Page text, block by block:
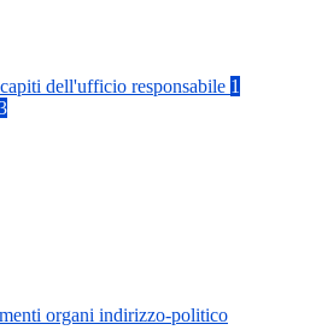
dell'ufficio responsabile 1
organi indirizzo-politico